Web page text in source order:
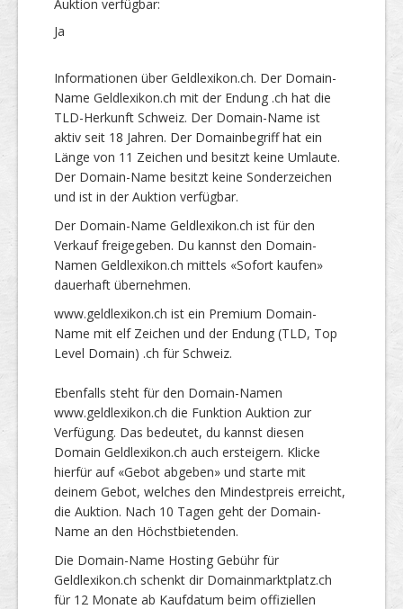
Auktion verfügbar:
Ja
Informationen über Geldlexikon.ch. Der Domain-
Name Geldlexikon.ch mit der Endung .ch hat die
TLD-Herkunft Schweiz. Der Domain-Name ist
aktiv seit 18 Jahren. Der Domainbegriff hat ein
Länge von 11 Zeichen und besitzt keine Umlaute.
Der Domain-Name besitzt keine Sonderzeichen
und ist in der Auktion verfügbar.
Der Domain-Name Geldlexikon.ch ist für den
Verkauf freigegeben. Du kannst den Domain-
Namen Geldlexikon.ch mittels «Sofort kaufen»
dauerhaft übernehmen.
www.geldlexikon.ch ist ein Premium Domain-
Name mit elf Zeichen und der Endung (TLD, Top
Level Domain) .ch für Schweiz.
Ebenfalls steht für den Domain-Namen
www.geldlexikon.ch die Funktion Auktion zur
Verfügung. Das bedeutet, du kannst diesen
Domain Geldlexikon.ch auch ersteigern. Klicke
hierfür auf «Gebot abgeben» und starte mit
deinem Gebot, welches den Mindestpreis erreicht,
die Auktion. Nach 10 Tagen geht der Domain-
Name an den Höchstbietenden.
Die Domain-Name Hosting Gebühr für
Geldlexikon.ch schenkt dir Domainmarktplatz.ch
für 12 Monate ab Kaufdatum beim offiziellen